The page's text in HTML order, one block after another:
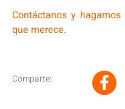
Contáctanos y
que merece.
Comparte: